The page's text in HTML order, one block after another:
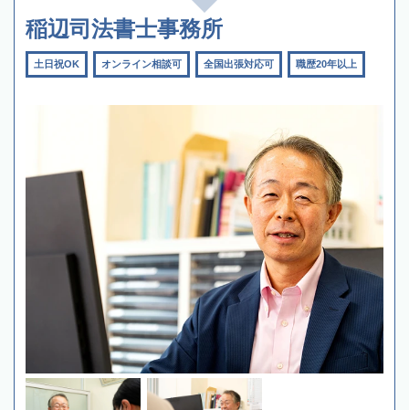
稲辺司法書士事務所
土日祝OK オンライン相談可 全国出張対応可 職歴20年以上